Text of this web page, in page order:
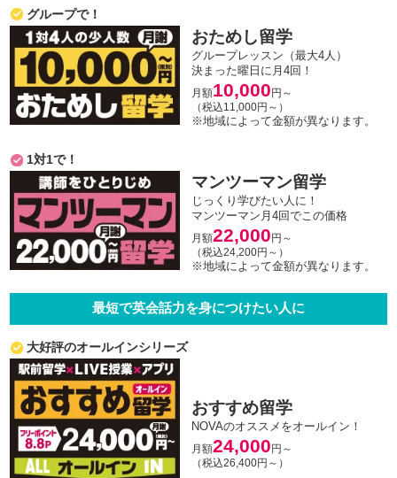
グループで！
おためし留学
グループレッスン（最大4人）
決まった曜日に月4回！
月額10,000 円～
（税込11,000円～）
※地域によって金額が異なります。
1対1で！
マンツーマン留学
じっくり学びたい人に！
マンツーマン月4回でこの価格
月額22,000 円～
（税込24,200円～）
※地域によって金額が異なります。
最短で英会話力を身につけたい人に
大好評のオールインシリーズ
おすすめ留学
NOVAのオススメをオールイン！
月額24,000 円～
（税込26,400円～）